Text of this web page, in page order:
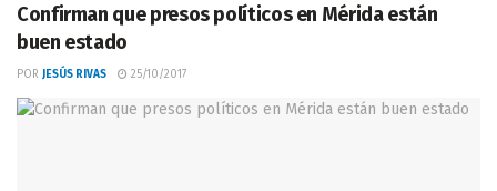
Confirman que presos políticos en Mérida están
buen estado
POR JESÚS RIVAS 25/10/2017